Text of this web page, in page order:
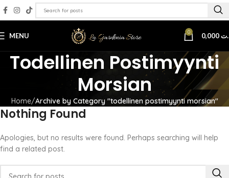
MENU 0
Todellinen Postimyynti
Morsian
Home Archive by Category "todellinen postimyynti morsian"
Nothing Found
Apologies, but no results were found. Perhaps searching will help
find a related post.